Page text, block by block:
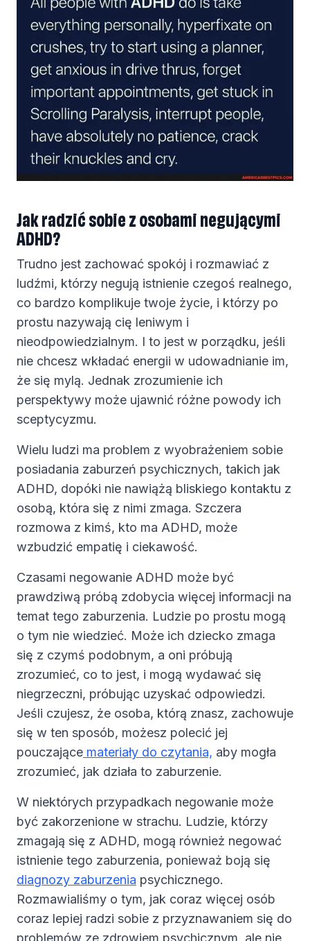
Jak radzić sobie z osobami negującymi
ADHD?
Trudno jest zachować spokój i rozmawiać z
ludźmi, którzy negują istnienie czegoś realnego,
co bardzo komplikuje twoje życie, i którzy po
prostu nazywają cię leniwym i
nieodpowiedzialnym. I to jest w porządku, jeśli
nie chcesz wkładać energii w udowadnianie im,
że się mylą. Jednak zrozumienie ich
perspektywy może ujawnić różne powody ich
sceptycyzmu.
Wielu ludzi ma problem z wyobrażeniem sobie
posiadania zaburzeń psychicznych, takich jak
ADHD, dopóki nie nawiążą bliskiego kontaktu z
osobą, która się z nimi zmaga. Szczera
rozmowa z kimś, kto ma ADHD, może
wzbudzić empatię i ciekawość.
Czasami negowanie ADHD może być
prawdziwą próbą zdobycia więcej informacji na
temat tego zaburzenia. Ludzie po prostu mogą
o tym nie wiedzieć. Może ich dziecko zmaga
się z czymś podobnym, a oni próbują
zrozumieć, co to jest, i mogą wydawać się
niegrzeczni, próbując uzyskać odpowiedzi.
Jeśli czujesz, że osoba, którą znasz, zachowuje
się w ten sposób, możesz polecić jej
pouczające materiały do czytania, aby mogła
zrozumieć, jak działa to zaburzenie.
W niektórych przypadkach negowanie może
być zakorzenione w strachu. Ludzie, którzy
zmagają się z ADHD, mogą również negować
istnienie tego zaburzenia, ponieważ boją się
diagnozy zaburzenia psychicznego.
Rozmawialiśmy o tym, jak coraz więcej osób
coraz lepiej radzi sobie z przyznawaniem się do
problemów ze zdrowiem psychicznym, ale nie